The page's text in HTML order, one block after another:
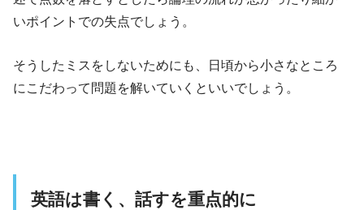
いポイントでの失点でしょう。
そうしたミスをしないためにも、日頃から小さなところ
にこだわって問題を解いていくといいでしょう。
英語は書く、話すを重点的に